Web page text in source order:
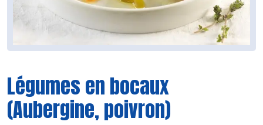
Légumes en bocaux
(Aubergine, poivron)